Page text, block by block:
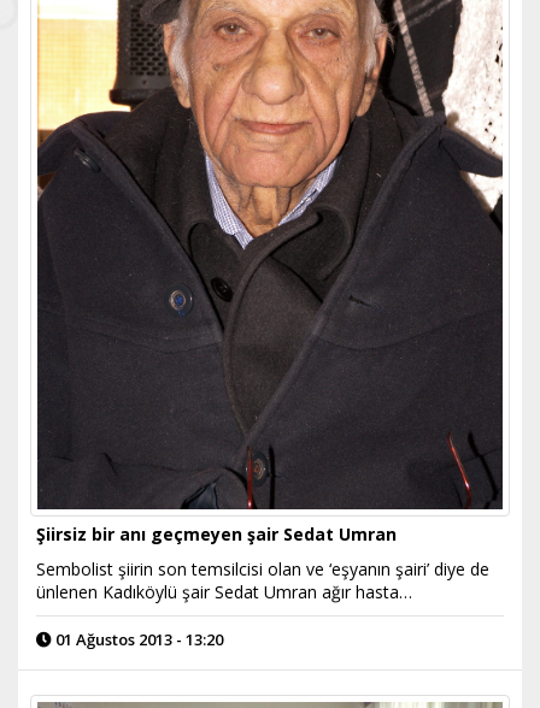
Şiirsiz bir anı geçmeyen şair Sedat Umran
Sembolist şiirin son temsilcisi olan ve ‘eşyanın şairi’ diye de
ünlenen Kadıköylü şair Sedat Umran ağır hasta…
01 Ağustos 2013 - 13:20